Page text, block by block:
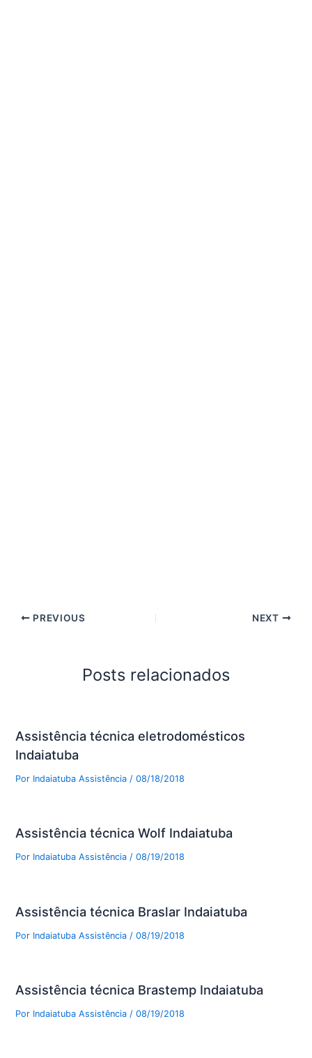
PREVIOUS NEXT
Posts relacionados
Assistência técnica eletrodomésticos
Indaiatuba
Por Indaiatuba Assistência/08/18/2018
Assistência técnica Wolf Indaiatuba
Por Indaiatuba Assistência/08/19/2018
Assistência técnica Braslar Indaiatuba
Por Indaiatuba Assistência /08/19/2018
Assistência técnica Brastemp Indaiatuba
Por Indaiatuba Assistência /08/19/2018